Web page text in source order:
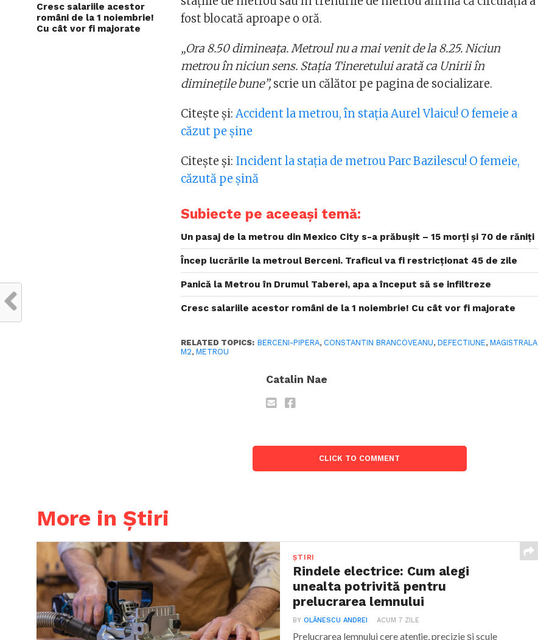
Cresc salariile acestor
români de la 1 noiembrie!
Cu cât vor fi majorate
fost blocată aproape o oră.
„Ora 8.50 dimineaţa. Metroul nu a mai venit de la 8.25. Niciun
metrou în niciun sens. Staţia Tineretului arată ca Unirii în
dimineţile bune”, scrie un călător pe pagina de socializare.
Citește și:Accident la metrou, în stația Aurel Vlaicu! O femeie a
căzut pe șine
Citește și: Incident la stația de metrou Parc Bazilescu! O femeie,
căzută pe șină
Subiecte pe aceeași temă:
Un pasaj de la metrou din Mexico City s-a prăbușit – 15 morți și 70 de răniți
Încep lucrările la metroul Berceni. Traficul va fi restricționat 45 de zile
Panică la Metrou în Drumul Taberei, apa a început să se infiltreze
Cresc salariile acestor români de la 1 noiembrie! Cu cât vor fi majorate
RELATED TOPICS: BERCENI-PIPERA, CONSTANTIN BRANCOVEANU,DEFECTIUNE,MAGISTRALA
M2,METROU
Catalin Nae
CLICK TO COMMENT
More in Știri
ȘTIRI
Rindele electrice: Cum alegi
unealta potrivită pentru
prelucrarea lemnului
BYOLĂNESCU ANDREI ACUM 7 ZILE
Prelucrarea lemnului cere atenție, precizie și scule